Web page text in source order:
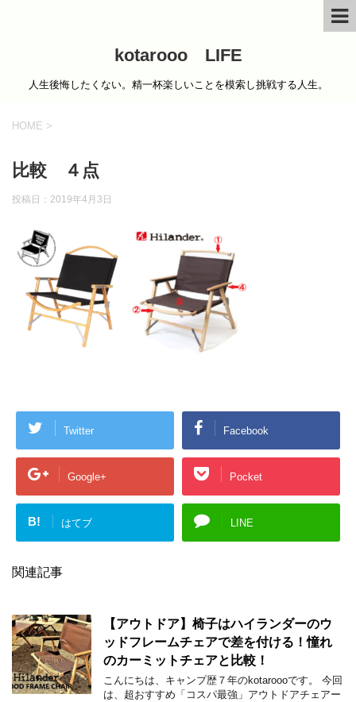
kotarooo LIFE
人生後悔したくない。精一杯楽しいことを模索し挑戦する人生。
HOME >
比較 ４点
投稿日： 2019年4月3日
Twitter Facebook
Google+ Pocket
B! はてブ LINE
関連記事
【アウトドア】椅子はハイランダーのウ
ッドフレームチェアで差を付ける！憧れ
のカーミットチェアと比較！
こんにちは、キャンプ歴７年のkotaroooです。 今回
は、超おすすめ「コスパ最強」アウトドアチェアー